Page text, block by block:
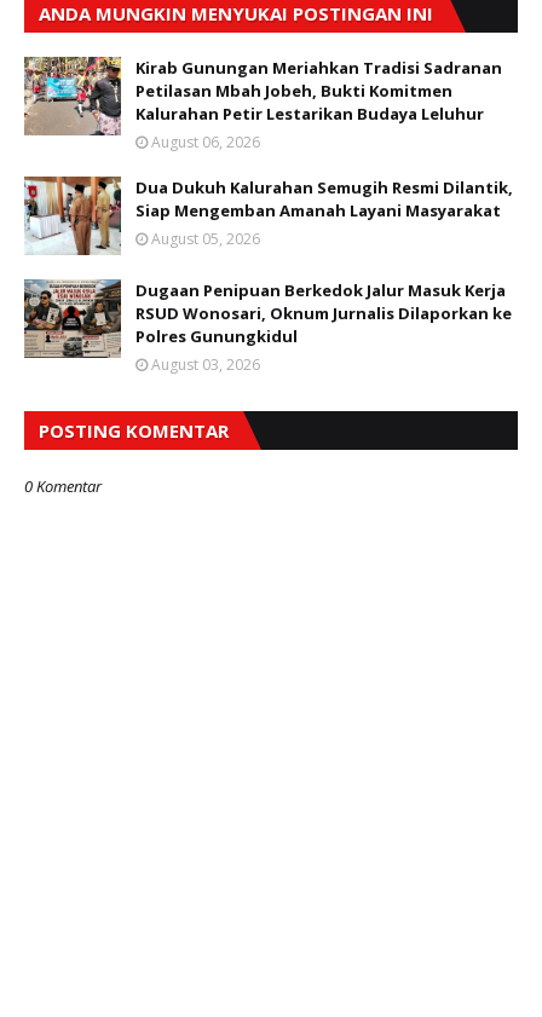
ANDA MUNGKIN MENYUKAI POSTINGAN INI
Kirab Gunungan Meriahkan Tradisi Sadranan
Petilasan Mbah Jobeh, Bukti Komitmen
Kalurahan Petir Lestarikan Budaya Leluhur
August 06, 2026
Dua Dukuh Kalurahan Semugih Resmi Dilantik,
Siap Mengemban Amanah Layani Masyarakat
August 05, 2026
Dugaan Penipuan Berkedok Jalur Masuk Kerja
RSUD Wonosari, Oknum Jurnalis Dilaporkan ke
Polres Gunungkidul
August 03, 2026
POSTING KOMENTAR
0 Komentar